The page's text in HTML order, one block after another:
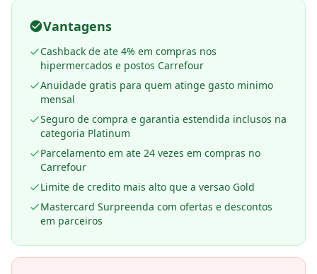
Vantagens
Cashback de ate 4% em compras nos
hipermercados e postos Carrefour
Anuidade gratis para quem atinge gasto minimo
mensal
Seguro de compra e garantia estendida inclusos na
categoria Platinum
Parcelamento em ate 24 vezes em compras no
Carrefour
Limite de credito mais alto que a versao Gold
Mastercard Surpreenda com ofertas e descontos
em parceiros